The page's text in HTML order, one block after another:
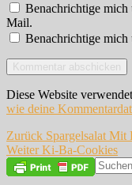
Benachrichtige mich
Mail.
Benachrichtige
Diese Website
wie deine
Zurück Vorheriger
Beitrag:
Spargelsalat Mit
Weiter Nächster
Beitrag:
Ki-Ba-Cookies
Suche
nach: